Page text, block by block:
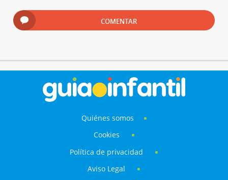
COMENTAR
Quiénes somos
Cookies
Política de privacidad
Aviso Legal